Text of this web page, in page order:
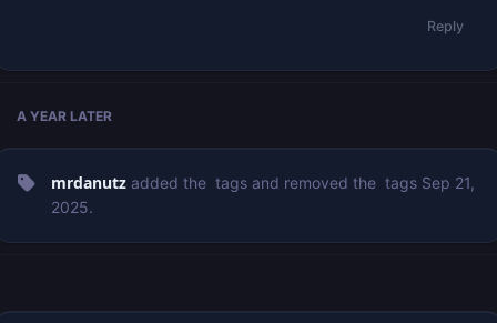
Reply
A YEAR LATER
mrdanutz added the tags and removed the tags Sep 21,
2025.